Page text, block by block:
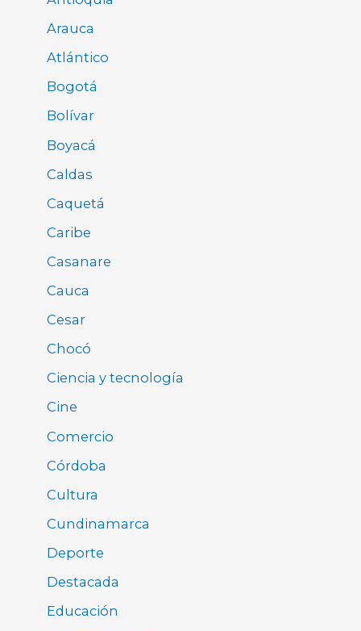
Arauca
Atlántico
Bogotá
Bolívar
Boyacá
Caldas
Caquetá
Caribe
Casanare
Cauca
Cesar
Chocó
Ciencia y tecnología
Cine
Comercio
Córdoba
Cultura
Cundinamarca
Deporte
Destacada
Educación